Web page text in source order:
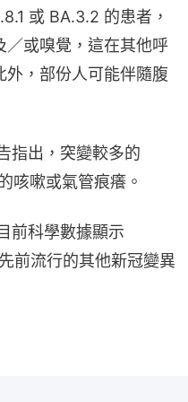
或 BA.3.2 的患者，
／或嗅覺，這在其他呼
外，部份人可能伴隨腹
指出，突變較多的
咳嗽或氣管痕癢。
前科學數據顯示
前流行的其他新冠變異